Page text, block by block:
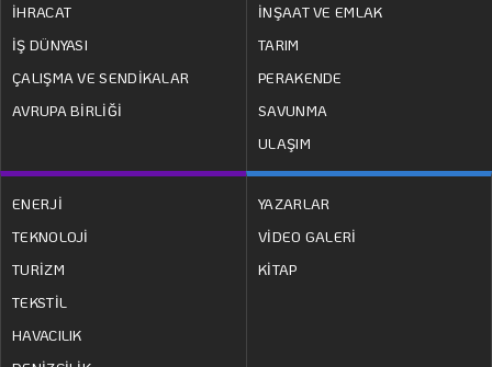
İHRACAT
İŞ DÜNYASI
ÇALIŞMA VE SENDİKALAR
AVRUPA BİRLİĞİ
İNŞAAT VE EMLAK
TARIM
PERAKENDE
SAVUNMA
ULAŞIM
ENERJİ
TEKNOLOJİ
TURİZM
TEKSTİL
HAVACILIK
YAZARLAR
VİDEO GALERİ
KİTAP